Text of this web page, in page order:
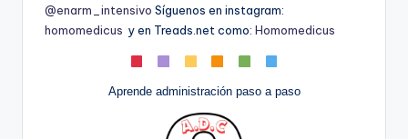
@enarm_intensivo Síguenos en instagram:
homomedicus y en Treads.net como: Homomedicus
Aprende administración paso a paso